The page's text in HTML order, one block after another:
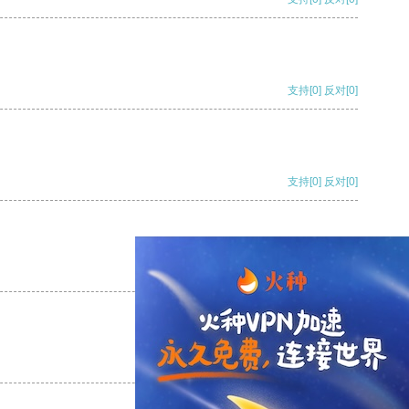
支持[0] 反对[0]
支持[0] 反对[0]
支持
支持[0] 反对[0]